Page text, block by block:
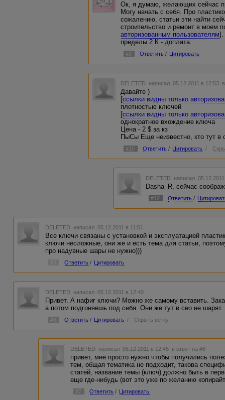
Ок, я думаю, желающих сейчас
Могу начать с себя. Про
сожалению, статьи эти найти
строительство и ремонт в моем
авторизованным пользователям].
пределы 2 К - доплата.
#9 Ответить / Цитировать
DELETED написал 05.12.2011 в 12:53
Давайте )
[ссылки видны только
плотностью ключей
[ссылки видны только
однократное вхождение ключа
Цена - 2 $ за кз
ПыСы Еще неизвестно, кто тут в
#10 Ответить / Цитировать /
DELETED написал
Dasha_R, сейчас
#12 Ответить /
DELETED написал 05.12.2011 в 11:51
Все ключи связаны с установкой и эксплуатацией
ключи несложные, они же и есть тема для статьи,
про надувные шары не нужно)))
Ответить / Цитировать
DELETED написал 05.12.2011 в 12:40
Привет. А нафиг ключи? Можно же самому вставить.
а потом подгоняешь под себя. Они же тут в сео не шарят.
#6 Ответить / Цитировать / Скрыть ветку
DELETED написал 05.12.2011 в 12:45 в ответ на #6
привет, мне просто нужно чтобы получились
тем, общая тематика не подходит, такова
статей, название темы (ключ) должно быть в
еще где-нибудь (вот это уже по желанию
#7 Ответить / Цитировать